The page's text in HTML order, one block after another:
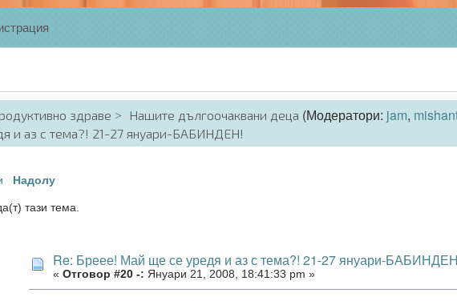
здраве Нашите дългоочаквани деца (Модератори: jam,
и аз с тема?! 21-27 януари-БАБИНДЕН!
Надолу
тази тема.
Re: Бреее! Май ще се уредя и аз с тема?! 21-27 януари-
« Отговор #20 -: Януари 21, 2008, 18:41:33 pm »